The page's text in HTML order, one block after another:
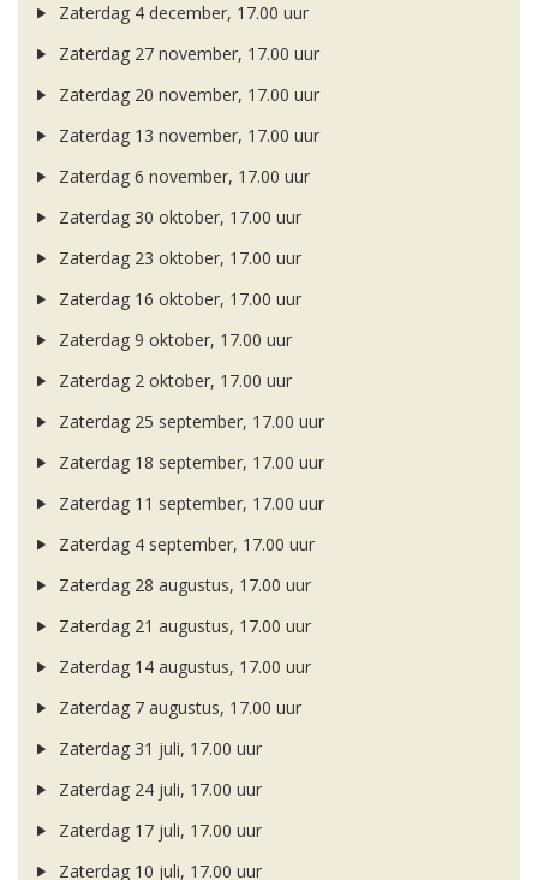
Zaterdag 4 december, 17.00 uur
Zaterdag 27 november, 17.00 uur
Zaterdag 20 november, 17.00 uur
Zaterdag 13 november, 17.00 uur
Zaterdag 6 november, 17.00 uur
Zaterdag 30 oktober, 17.00 uur
Zaterdag 23 oktober, 17.00 uur
Zaterdag 16 oktober, 17.00 uur
Zaterdag 9 oktober, 17.00 uur
Zaterdag 2 oktober, 17.00 uur
Zaterdag 25 september, 17.00 uur
Zaterdag 18 september, 17.00 uur
Zaterdag 11 september, 17.00 uur
Zaterdag 4 september, 17.00 uur
Zaterdag 28 augustus, 17.00 uur
Zaterdag 21 augustus, 17.00 uur
Zaterdag 14 augustus, 17.00 uur
Zaterdag 7 augustus, 17.00 uur
Zaterdag 31 juli, 17.00 uur
Zaterdag 24 juli, 17.00 uur
Zaterdag 17 juli, 17.00 uur
Zaterdag 10 juli, 17.00 uur